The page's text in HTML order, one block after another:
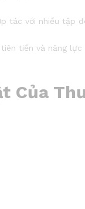
tác với nhiều tập
tiến và năng
Của